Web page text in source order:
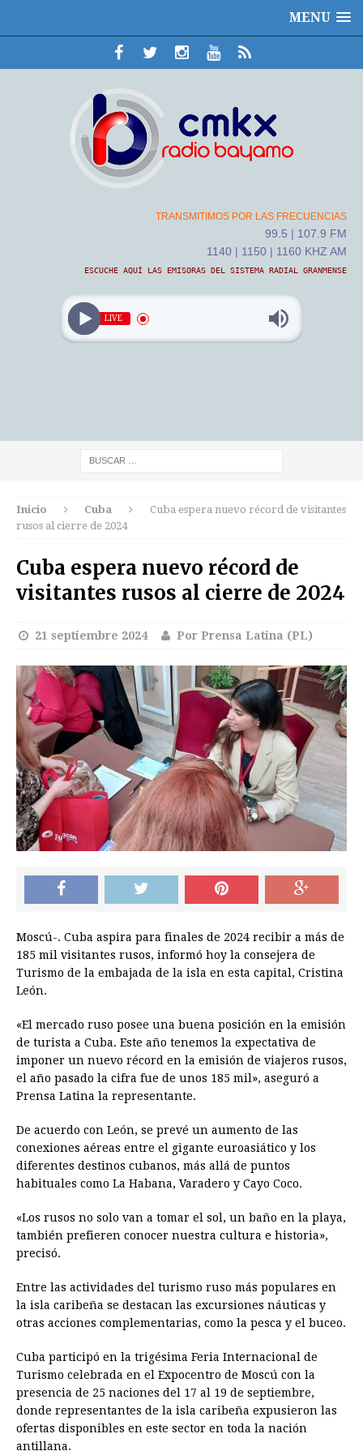
MENU
TRANSMITIMOS POR LAS FRECUENCIAS
99.5 | 107.9 FM
1140 | 1150 | 1160 KHZ AM
ESCUCHE AQUÍ LAS EMISORAS DEL SISTEMA RADIAL GRANMENSE
LIVE
Inicio Cuba
Cuba espera nuevo récord de visitantes
rusos al cierre de 2024
Cuba espera nuevo récord de
visitantes rusos al cierre de 2024
21 septiembre 2024 Por Prensa Latina (PL)
Moscú-. Cuba aspira para finales de 2024 recibir a más de
185 mil visitantes rusos, informó hoy la consejera de
Turismo de la embajada de la isla en esta capital, Cristina
León.
«El mercado ruso posee una buena posición en la emisión
de turista a Cuba. Este año tenemos la expectativa de
imponer un nuevo récord en la emisión de viajeros rusos,
el año pasado la cifra fue de unos 185 mil», aseguró a
Prensa Latina la representante.
De acuerdo con León, se prevé un aumento de las
conexiones aéreas entre el gigante euroasiático y los
diferentes destinos cubanos, más allá de puntos
habituales como La Habana, Varadero y Cayo Coco.
«Los rusos no solo van a tomar el sol, un baño en la playa,
también prefieren conocer nuestra cultura e historia»,
precisó.
Entre las actividades del turismo ruso más populares en
la isla caribeña se destacan las excursiones náuticas y
otras acciones complementarias, como la pesca y el buceo.
Cuba participó en la trigésima Feria Internacional de
Turismo celebrada en el Expocentro de Moscú con la
presencia de 25 naciones del 17 al 19 de septiembre,
donde representantes de la isla caribeña expusieron las
ofertas disponibles en este sector en toda la nación
antillana.